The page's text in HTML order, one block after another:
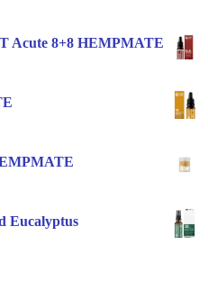
Acute 8+8 HEMPMATE
Eucalyptus